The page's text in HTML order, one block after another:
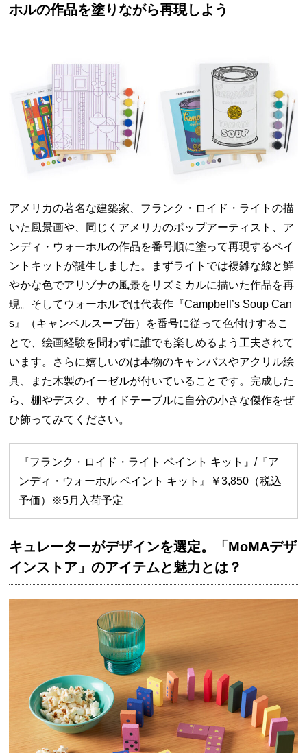
ホルの作品を塗りながら再現しよう
アメリカの著名な建築家、フランク・ロイド・ライトの描
いた風景画や、同じくアメリカのポップアーティスト、ア
ンディ・ウォーホルの作品を番号順に塗って再現するペイ
ントキットが誕生しました。まずライトでは複雑な線と鮮
やかな色でアリゾナの風景をリズミカルに描いた作品を再
現。そしてウォーホルでは代表作『Campbell’s Soup Can
s』（キャンベルスープ缶）を番号に従って色付けするこ
とで、絵画経験を問わずに誰でも楽しめるよう工夫されて
います。さらに嬉しいのは本物のキャンバスやアクリル絵
具、また木製のイーゼルが付いていることです。完成した
ら、棚やデスク、サイドテーブルに自分の小さな傑作をぜ
ひ飾ってみてください。
『フランク・ロイド・ライト ペイント キット』/『ア
ンディ・ウォーホル ペイント キット』￥3,850（税込
予価）※5月入荷予定
キュレーターがデザインを選定。「MoMAデザ
インストア」のアイテムと魅力とは？